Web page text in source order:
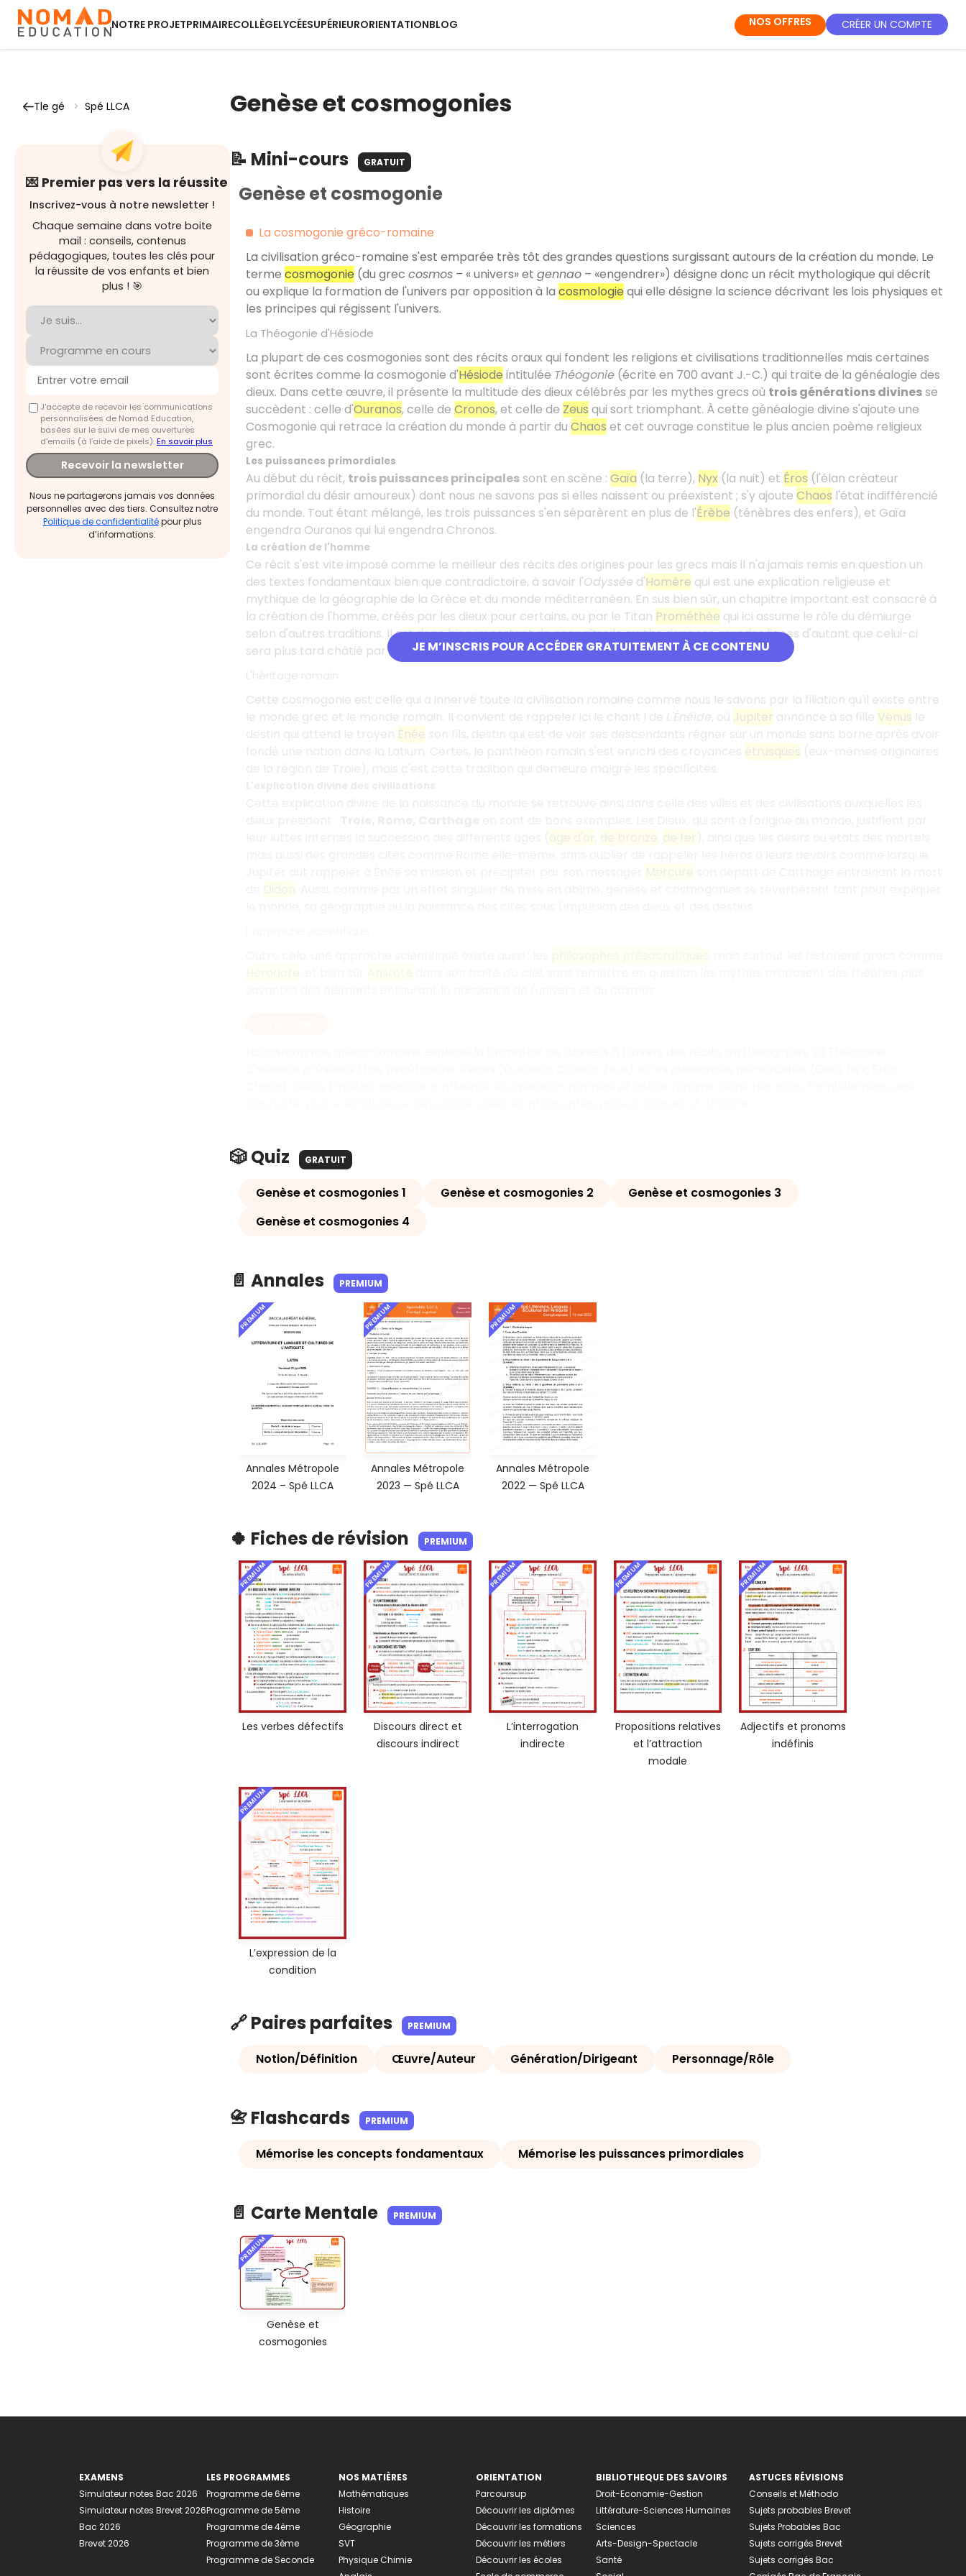
NOTRE PROJETPRIMAIRECOLLÈGELYCÉESUPÉRIEURORIENTATIONBLOG NOS OFFRES CRÉER UN COMPTE
Tle gé > Spé LLCA
💌 Premier pas vers la réussite
Inscrivez-vous à notre newsletter !
Chaque semaine dans votre boite
mail : conseils, contenus
pédagogiques, toutes les clés pour
la réussite de vos enfants et bien
plus ! 🎯
J'accepte de recevoir les communications
personnalisées de Nomad Education,
basées sur le suivi de mes ouvertures
d'emails (à l’aide de pixels).En savoir plus
Recevoir la newsletter
Nous ne partagerons jamais vos données
personnelles avec des tiers. Consultez notre
Politique de confidentialitépour plus
d’informations.
Genèse et cosmogonies
📝 Mini-cours GRATUIT
JE M’INSCRIS POUR ACCÉDER GRATUITEMENT À CE CONTENU
Genèse et cosmogonie
La cosmogonie gréco-romaine
La civilisation gréco-romaine s'est emparée très tôt des grandes questions surgissant autours de la création du monde. Le
terme cosmogonie (du grec cosmos– « univers» et gennao– «engendrer») désigne donc un récit mythologique qui décrit
ou explique la formation de l'univers par opposition à la cosmologie qui elle désigne la science décrivant les lois physiques et
les principes qui régissent l'univers.
La Théogonie d'Hésiode
La plupart de ces cosmogonies sont des récits oraux qui fondent les religions et civilisations traditionnelles mais certaines
sont écrites comme la cosmogonie d'Hésiode intitulée Théogonie(écrite en 700 avant J.-C.) qui traite de la généalogie des
dieux. Dans cette œuvre, il présente la multitude des dieux célébrés par les mythes grecs où trois générations divinesse
succèdent : celle d'Ouranos, celle de Cronos, et celle de Zeus qui sort triomphant. À cette généalogie divine s'ajoute une
Cosmogonie qui retrace la création du monde à partir du Chaos et cet ouvrage constitue le plus ancien poème religieux
grec.
Les puissances primordiales
Au début du récit, trois puissances principalessont en scène : Gaïa (la terre), Nyx (la nuit) et Éros (l'élan créateur
primordial du désir amoureux) dont nous ne savons pas si elles naissent ou préexistent ; s'y ajoute Chaos l'état indifférencié
du monde. Tout étant mélangé, les trois puissances s'en séparèrent en plus de l'Érèbe (ténèbres des enfers), et Gaïa
engendra Ouranos qui lui engendra Chronos.
La création de l'homme
Ce récit s'est vite imposé comme le meilleur des récits des origines pour les grecs mais il n'a jamais remis en question un
des textes fondamentaux bien que contradictoire, à savoir l'Odyssée d'Homère qui est une explication religieuse et
mythique de la géographie de la Grèce et du monde méditerranéen. En sus bien sûr, un chapitre important est consacré à
la création de l'homme, créés par les dieux pour certains, ou par le Titan Prométhée qui ici assume le rôle du démiurge
selon d'autres traditions. Il est donc bien important de connaître le mythe dans ses grandes lignes d'autant que celui-ci
sera plus tard châtié par Zeus.
Cette cosmogonie est celle qui a innervé toute la civilisation romaine comme nous le savons par la filiation qu'il existe entre
le monde grec et le monde romain. Il convient de rappeler ici le chant I de L'Énéide, où Jupiter annonce à sa fille Vénus le
Énée
étrusques
🎲 Quiz GRATUIT
Genèse et cosmogonies 1 Genèse et cosmogonies 2
Genèse et cosmogonies 3
Genèse et cosmogonies 4
📄 Annales PREMIUM
PREMIUM
Annales Métropole
2024 – Spé LLCA
PREMIUM
Annales Métropole
2023 — Spé LLCA
PREMIUM
Annales Métropole
2022 — Spé LLCA
🍀 Fiches de révision PREMIUM
PREMIUM
Les verbes défectifs
PREMIUM
Discours direct et
discours indirect
PREMIUM
L’interrogation
indirecte
PREMIUM
Propositions relatives
et l’attraction
modale
PREMIUM
Adjectifs et pronoms
indéfinis
PREMIUM
L’expression de la
condition
🔗 Paires parfaites PREMIUM
Notion/Définition Œuvre/Auteur Génération/Dirigeant Personnage/Rôle
📇 Flashcards PREMIUM
Mémorise les concepts fondamentaux Mémorise les puissances primordiales
📄 Carte Mentale PREMIUM
PREMIUM
Genèse et
cosmogonies
EXAMENS
Simulateur notes Bac 2026
Simulateur notes Brevet 2026
Bac 2026
Brevet 2026
LES PROGRAMMES
Programme de 6ème
Programme de 5ème
Programme de 4ème
Programme de 3ème
Programme de Seconde
NOS MATIÈRES
Mathématiques
Histoire
Géographie
SVT
Physique Chimie
ORIENTATION
Parcoursup
Découvrir les diplômes
Découvrir les formations
Découvrir les métiers
Découvrir les écoles
BIBLIOTHEQUE DES SAVOIRS
Droit-Economie-Gestion
Littérature-Sciences Humaines
Sciences
Arts-Design-Spectacle
Santé
ASTUCES RÉVISIONS
Conseils et Méthodo
Sujets probables Brevet
Sujets Probables Bac
Sujets corrigés Brevet
Sujets corrigés Bac